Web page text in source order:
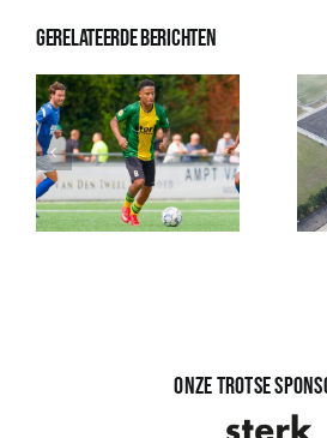
Gerelateerde berichten
Onze trotse